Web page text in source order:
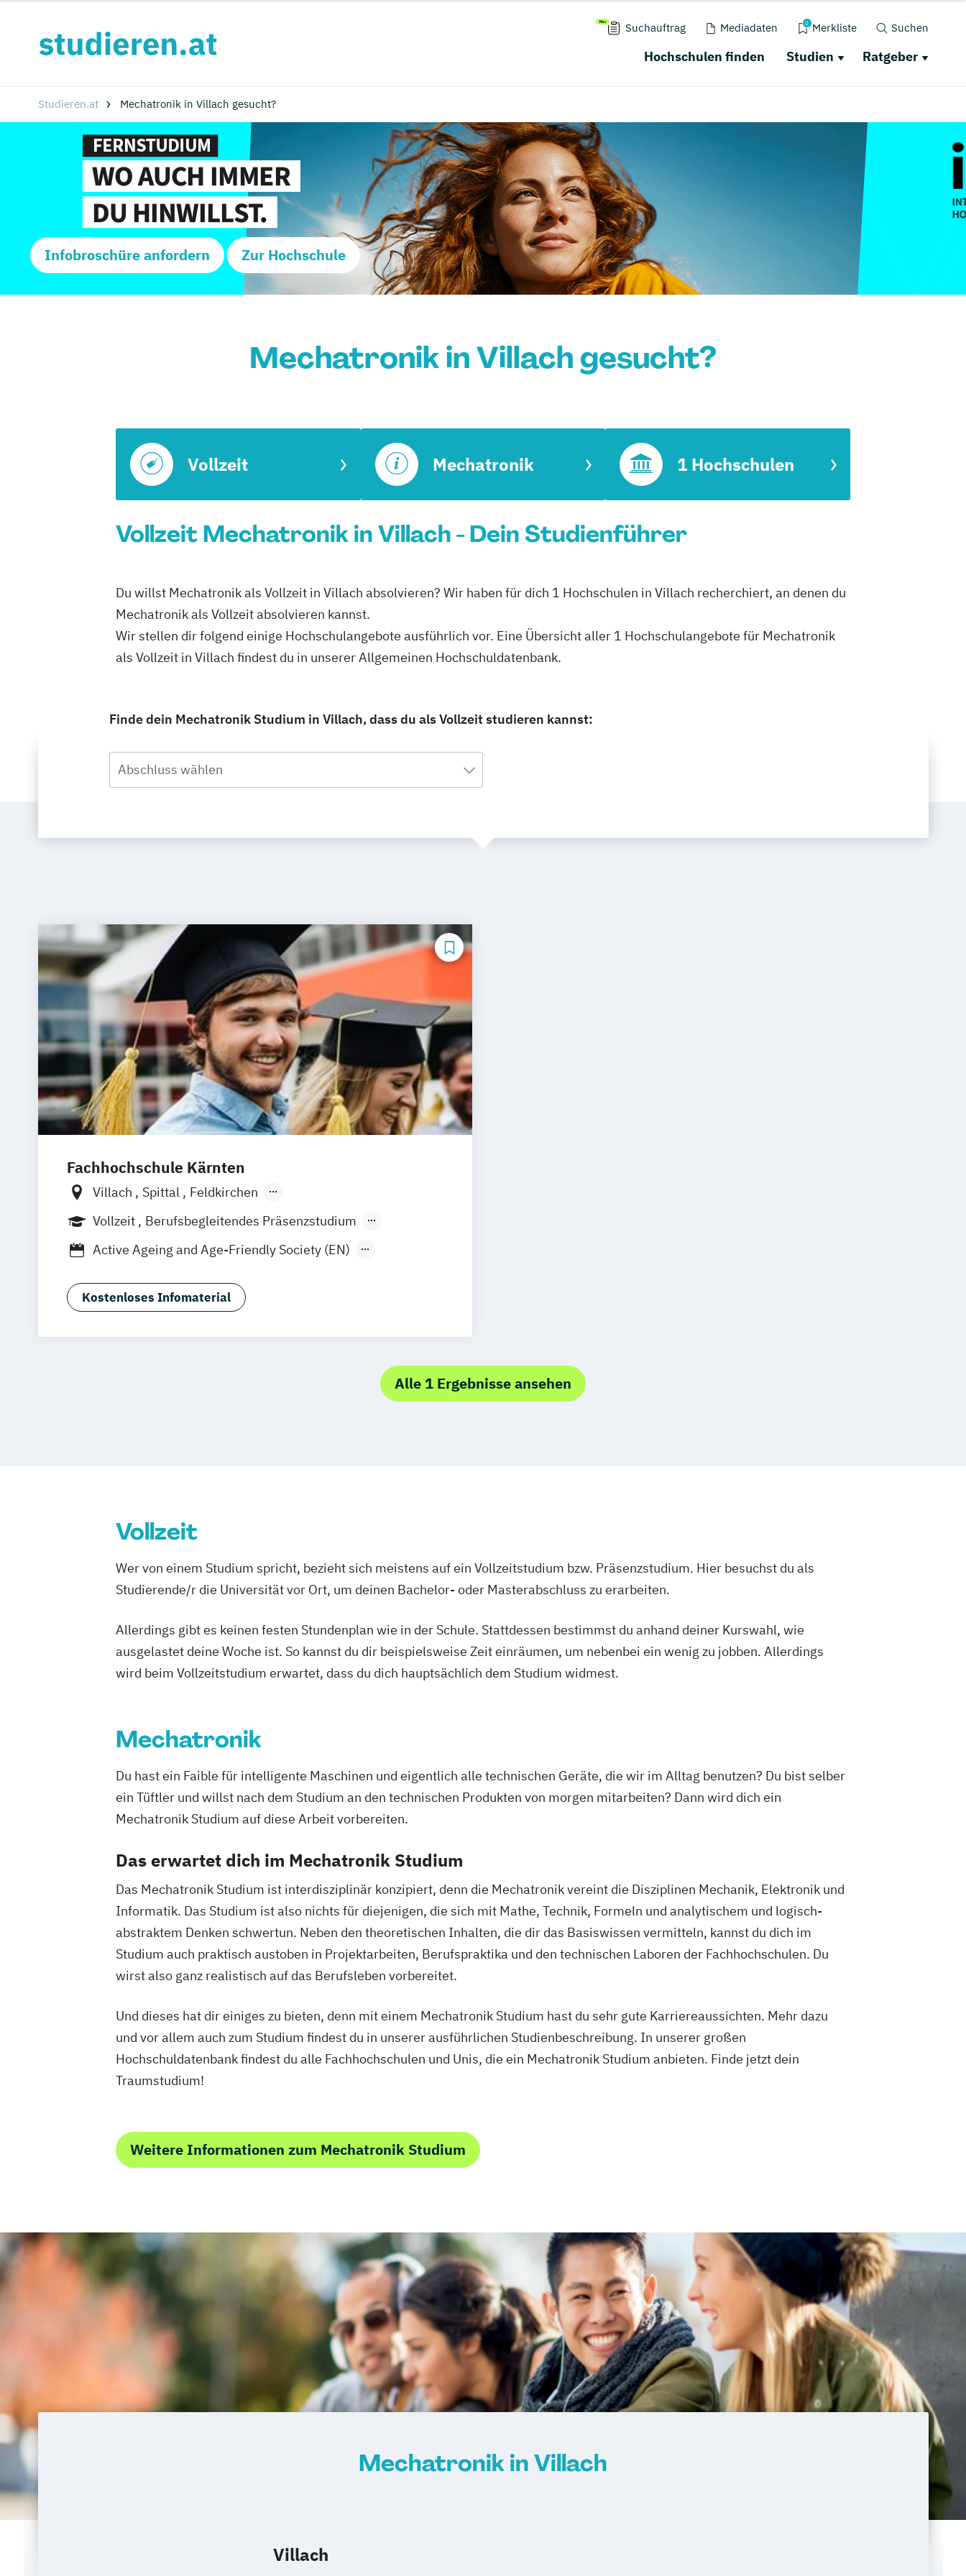
Suchauftrag Mediadaten 0 Merkliste Suchen
Hochschulen finden Studien Ratgeber
Studieren.at Mechatronik in Villach gesucht?
Infobroschüre anfordern Zur Hochschule
Mechatronik in Villach gesucht?
Vollzeit Mechatronik 1 Hochschulen
Vollzeit Mechatronik in Villach - Dein Studienführer
Du willst Mechatronik als Vollzeit in Villach absolvieren? Wir haben für dich 1 Hochschulen in Villach recherchiert, an denen du
Mechatronik als Vollzeit absolvieren kannst.
Wir stellen dir folgend einige Hochschulangebote ausführlich vor. Eine Übersicht aller 1 Hochschulangebote für Mechatronik
als Vollzeit in Villach findest du in unserer Allgemeinen Hochschuldatenbank.
Finde dein Mechatronik Studium in Villach, dass du als Vollzeit studieren kannst:
Abschluss wählen
Fachhochschule Kärnten
Villach Spittal
Feldkirchen
Klagenfurt - Primoschgasse
Klagenfurt - St. Veiterstraße
Vollzeit
Berufsbegleitendes Präsenzstudium
Fernstudium
Duales Studium
Active Ageing and Age-Friendly Society (EN)
Advanced Practice in Diagnostic Imaging (DE/EN)
Angewandte Telemedizin für Gesundheitsberufe
Deutsch
Ergotherapie Gesundheits- und Krankenpflege
Gesundheits- und Pflegemanagement
Green Transition Engineering (EN) Hebammen
Industrial Engineering & Management
Industrial Power Electronics (EN)
Informationstechnologien - Netzwerk- und
Kommunikationstechnik (DE/EN)
Integrated Systems and Circuits Design (EN)
International Business Management (EN)
Klientenzentrierte evidenzbasierte
Logopädie
Maschinenbau
Maschinenbau / Leichtbau
Nachhaltiges Immobilienmanagement
Physiotherapie Public & Nonprofit-Management
Radiologietechnologie Soziale Arbeit
Soziale Arbeit: Entwickeln und Gestalten
Studyxplore Orientierungsstudienjahr
Systems Design (EN) Systems Engineering (DE/EN)
Wirtschaft - Business Management
Wirtschaft - Digital Business Management
Wirtschaft - Digital Marketing & Sales (EN)
Wirtschaft - Intercultural Management (EN)
Wirtschaft - Public Management
Kostenloses Infomaterial
Alle 1 Ergebnisse ansehen
Vollzeit
Wer von einem Studium spricht, bezieht sich meistens auf ein Vollzeitstudium bzw. Präsenzstudium. Hier besuchst du als
Studierende/r die Universität vor Ort, um deinen Bachelor- oder Masterabschluss zu erarbeiten.
Allerdings gibt es keinen festen Stundenplan wie in der Schule. Stattdessen bestimmst du anhand deiner Kurswahl, wie
ausgelastet deine Woche ist. So kannst du dir beispielsweise Zeit einräumen, um nebenbei ein wenig zu jobben. Allerdings
wird beim Vollzeitstudium erwartet, dass du dich hauptsächlich dem Studium widmest.
Mechatronik
Du hast ein Faible für intelligente Maschinen und eigentlich alle technischen Geräte, die wir im Alltag benutzen? Du bist selber
ein Tüftler und willst nach dem Studium an den technischen Produkten von morgen mitarbeiten? Dann wird dich ein
Mechatronik Studium auf diese Arbeit vorbereiten.
Das erwartet dich im Mechatronik Studium
Das Mechatronik Studium ist interdisziplinär konzipiert, denn die Mechatronik vereint die Disziplinen Mechanik, Elektronik und
Informatik. Das Studium ist also nichts für diejenigen, die sich mit Mathe, Technik, Formeln und analytischem und logisch-
abstraktem Denken schwertun. Neben den theoretischen Inhalten, die dir das Basiswissen vermitteln, kannst du dich im
Studium auch praktisch austoben in Projektarbeiten, Berufspraktika und den technischen Laboren der Fachhochschulen. Du
wirst also ganz realistisch auf das Berufsleben vorbereitet.
Und dieses hat dir einiges zu bieten, denn mit einem Mechatronik Studium hast du sehr gute Karriereaussichten. Mehr dazu
und vor allem auch zum Studium findest du in unserer ausführlichen Studienbeschreibung. In unserer großen
Hochschuldatenbank findest du alle Fachhochschulen und Unis, die ein Mechatronik Studium anbieten. Finde jetzt dein
Traumstudium!
Weitere Informationen zum Mechatronik Studium
Mechatronik in Villach
Villach